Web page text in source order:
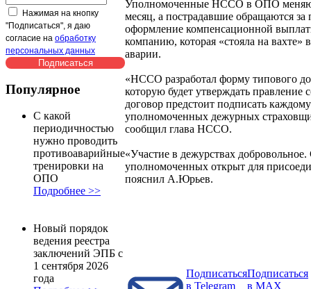
Нажимая на кнопку
"Подписаться", я даю
согласие на обработку
персональных данных
Популярное
С какой
периодичностью
нужно проводить
противоаварийные
тренировки на
ОПО
Подробнее >>
Новый порядок
ведения реестра
заключений ЭПБ с
1 сентября 2026
года
Уполномоченные НССО в ОПО
месяц, а пострадавшие обращаются
оформление компенсационной
компанию, которая «стояла на вахте»
аварии.
«НССО разработал форму типового
которую будет утверждать правление
договор предстоит подписать
уполномоченных дежурных
сообщил глава НССО.
«Участие в дежурствах
уполномоченных открыт для
пояснил А.Юрьев.
Подписаться
в Telegram
Подписаться
в MAX